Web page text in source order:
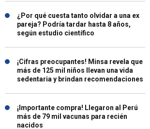
¿Por qué cuesta tanto olvidar a una ex
pareja? Podría tardar hasta 8 años,
según estudio científico
¡Cifras preocupantes! Minsa revela que
más de 125 mil niños llevan una vida
sedentaria y brindan recomendaciones
¡Importante compra! Llegaron al Perú
más de 79 mil vacunas para recién
nacidos